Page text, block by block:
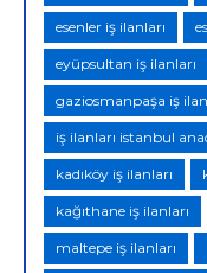
esenler iş ilanları
eyüpsultan iş ilanları
gaziosmanpaşa iş
iş ilanları istanbul
kadıköy iş ilanları
kağıthane iş ilanları
maltepe iş ilanları